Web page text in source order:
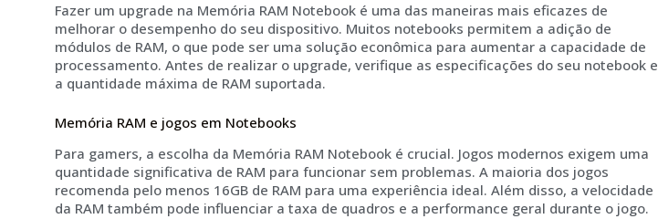
Fazer um upgrade na Memória RAM Notebook é uma das maneiras mais eficazes de
melhorar o desempenho do seu dispositivo. Muitos notebooks permitem a adição de
módulos de RAM, o que pode ser uma solução econômica para aumentar a capacidade de
processamento. Antes de realizar o upgrade, verifique as especificações do seu notebook e
a quantidade máxima de RAM suportada.
Memória RAM e jogos em Notebooks
Para gamers, a escolha da Memória RAM Notebook é crucial. Jogos modernos exigem uma
quantidade significativa de RAM para funcionar sem problemas. A maioria dos jogos
recomenda pelo menos 16GB de RAM para uma experiência ideal. Além disso, a velocidade
da RAM também pode influenciar a taxa de quadros e a performance geral durante o jogo.